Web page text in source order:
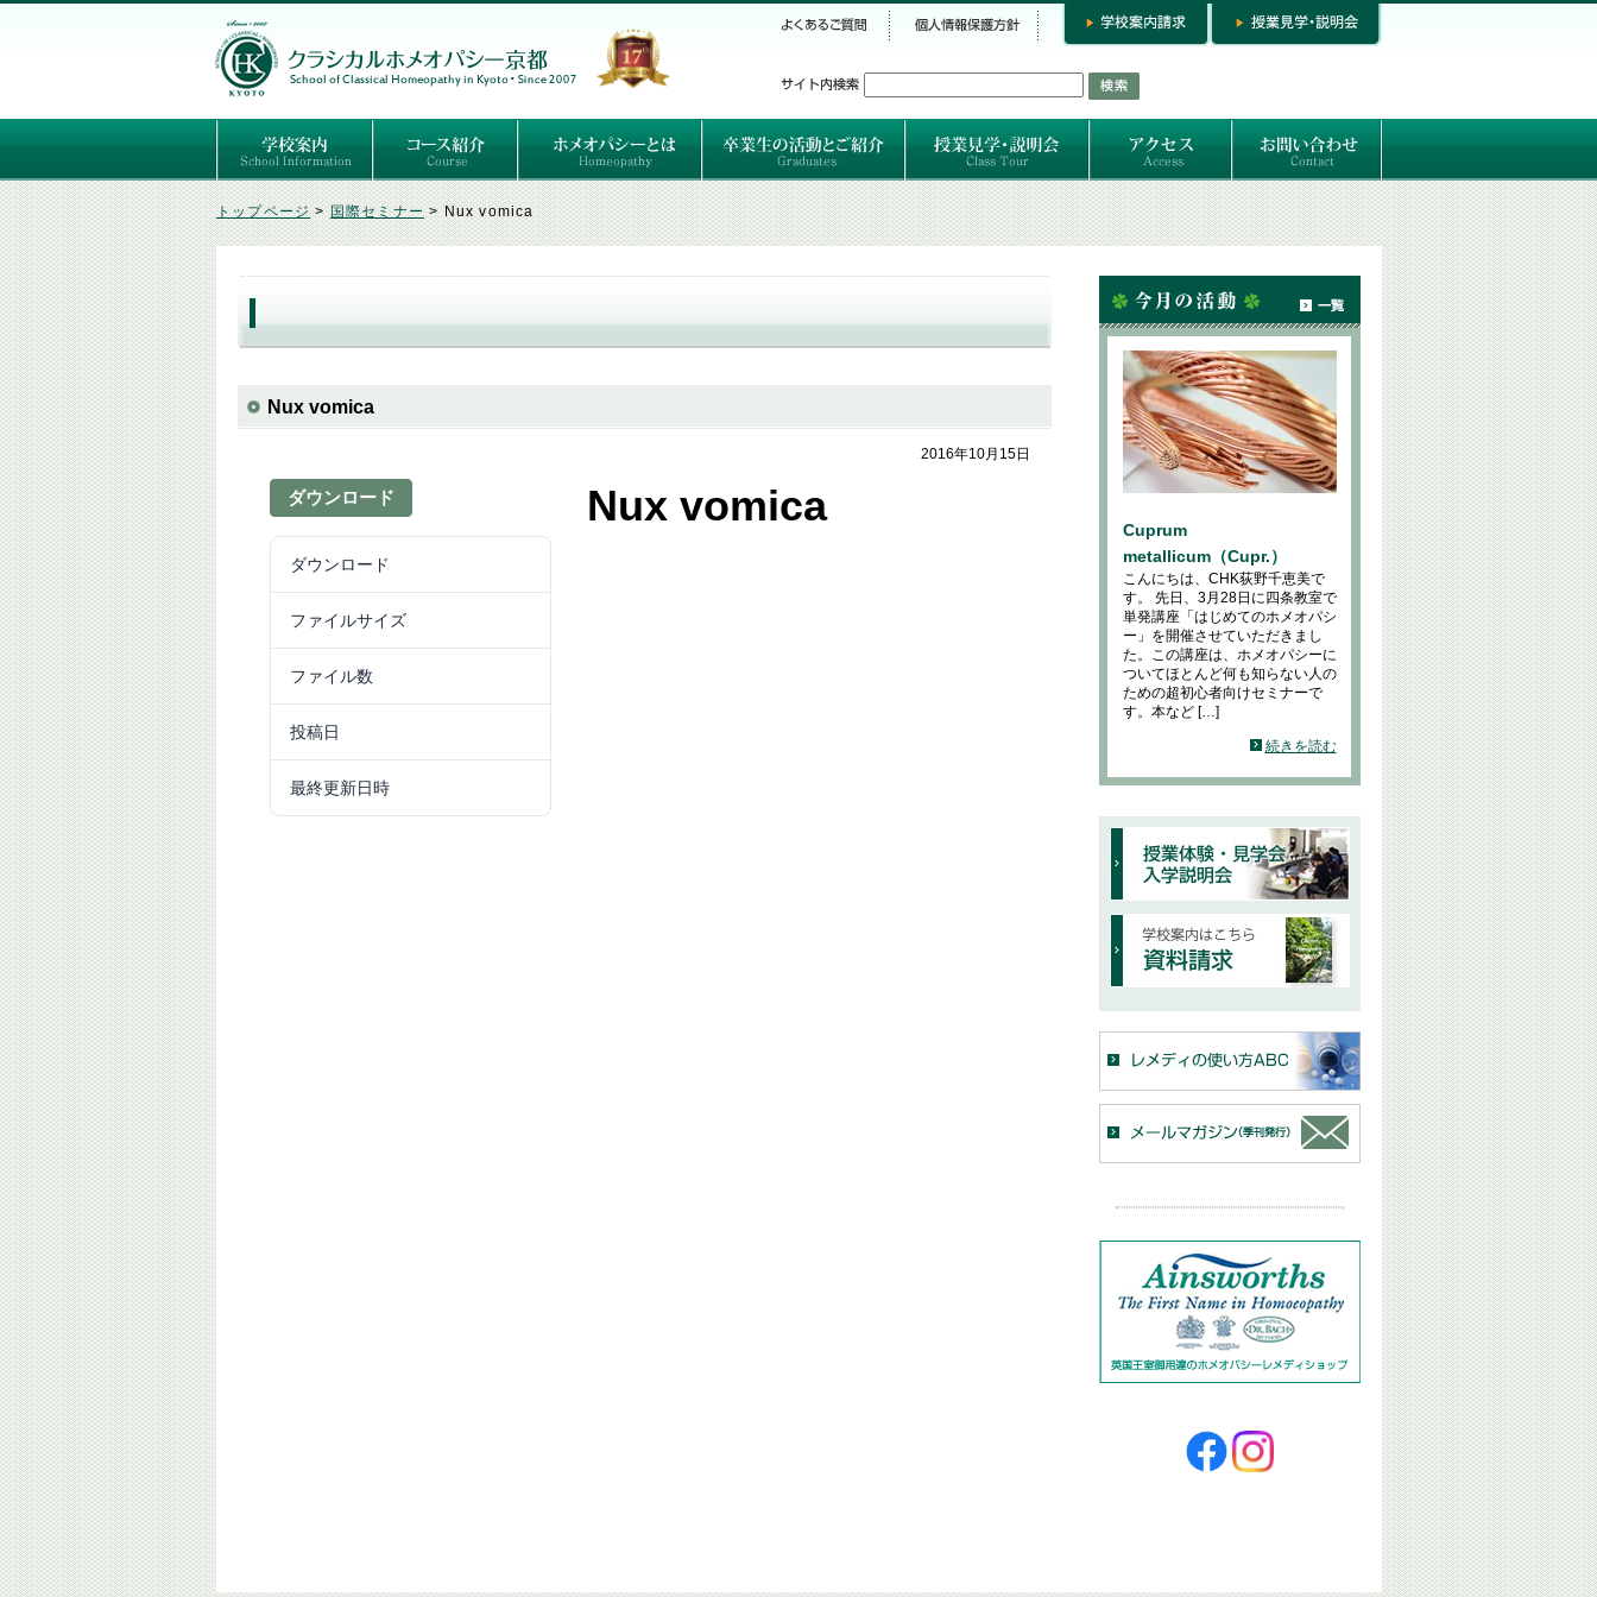
ごあいさつ
３つの基本理念
講師紹介
国際セミナー
ある日の学校生活（写真）
推薦者の声
よくあるご質問
予定表 はじめてのホメオパシー
セルフケアコース
専門コース（4年制）
専門コース（通信）
専門コース編入制度 ホメオパシーとは
クラシカルホメオパシーとは
オルガノンとは
ハーネマンの人生
ハーネマン以後のホメオパス
レメディの使い方ABC 卒業生のご紹介
卒業生の活動 お問い合わせ
専門コースお問い合わせ
専門コース入学お申し込み
個人セッション
トップページ>国際セミナー>Nux vomica
Nux vomica
2016年10月15日
ダウンロード
ダウンロード
ファイルサイズ
ファイル数
投稿日
最終更新日時
Nux vomica
Cuprum
metallicum（Cupr.）
こんにちは、CHK荻野千恵美で
す。 先日、3月28日に四条教室で
単発講座「はじめてのホメオパシ
ー」を開催させていただきまし
た。この講座は、ホメオパシーに
ついてほとんど何も知らない人の
ための超初心者向けセミナーで
す。本など […]
続きを読む